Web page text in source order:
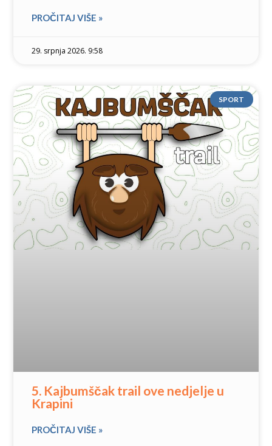
PROČITAJ VIŠE »
29. srpnja 2026. 9:58
SPORT
5. Kajbumščak trail ove nedjelje u
Krapini
PROČITAJ VIŠE »